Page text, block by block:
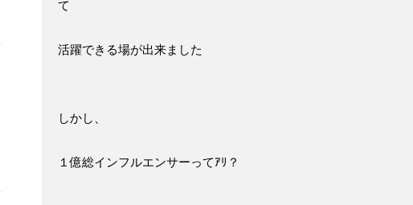
て
活躍できる場が出来ました
しかし、
１億総インフルエンサーってｱﾘ？